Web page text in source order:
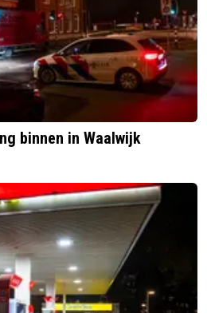
binnen in Waalwijk